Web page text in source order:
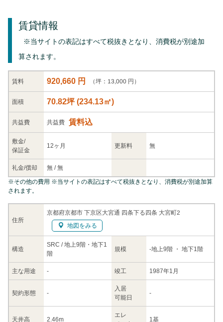
賃貸情報
※当サイトの表記はすべて税抜きとなり、消費税が別途加
算されます。
賃料 920,660 円 （坪：13,000 円）
面積 70.82坪(234.13㎡)
共益費 共益費 賃料込
敷金/
保証金
12ヶ月 更新料 無
礼金/償却 無 /無
住所
京都府京都市 下京区大宮通 四条下る四条 大宮町2
地図をみる
構造
SRC / 地上9階・地下1
階
規模 -地上9階 ・ 地下1階
主な用途 - 竣工 1987年1月
契約形態 -
入居
可能日
-
天井高 2.46m
エレ
1基
※その他の費用 ※当サイトの表記はすべて税抜きとなり、消費税が別途加算
されます。